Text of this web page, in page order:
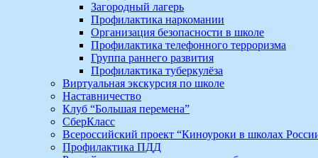
Загородный лагерь
Профилактика наркомании
Организация безопасности в школе
Профилактика телефонного терроризма
Группа раннего развития
Профилактика туберкулёза
Виртуальная экскурсия по школе
Наставничество
Клуб “Большая перемена”
СберКласс
Всероссийский проект “Киноуроки в школах
Профилактика ПДД